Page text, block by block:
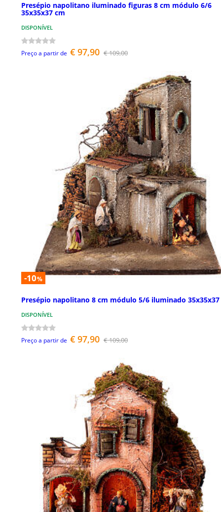
Presépio napolitano iluminado figuras 8 cm módulo 6/6
35x35x37 cm
DISPONÍVEL
Preço a partir de € 97,90 € 109,00
-10%
Presépio napolitano 8 cm módulo 5/6 iluminado
DISPONÍVEL
Preço a partir de € 97,90 € 109,00